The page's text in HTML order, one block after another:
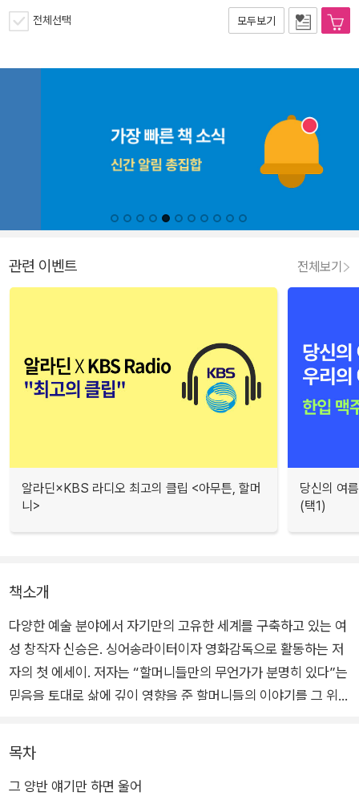
전체선택 모두보기
관련 이벤트 전체보기
알라딘×KBS 라디오 최고의 클립 <아무튼, 할머
니>
당신의 여
(택1)
책소개
다양한 예술 분야에서 자기만의 고유한 세계를 구축하고 있는 여
성 창작자 신승은. 싱어송라이터이자 영화감독으로 활동하는 저
자의 첫 에세이. 저자는 “할머니들만의 무언가가 분명히 있다”는
믿음을 토대로 삶에 깊이 영향을 준 할머니들의 이야기를 그 위에
서 만난 여러 할머니들의 생생한 표정을 담아낸다.
우리 사회가 ‘할머니’라는 호칭으로 쉽게 지워버리곤 하는 노년
목차
그 양반 얘기만 하면 울어